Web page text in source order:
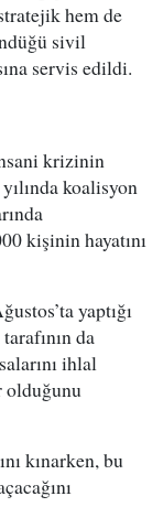
hem de
sivil
servis edildi.
krizinin
koalisyon
kişinin hayatını
yaptığı
da
ihlal
olduğunu
kınarken, bu